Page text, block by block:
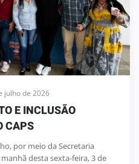
julho de 2026
E INCLUSÃO
CAPS
por meio da Secretaria
desta sexta-feira, 3 de